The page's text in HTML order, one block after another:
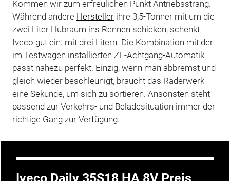
Kommen wir zum erfreulichen Punkt Antriebsstrang.
Während andere Herstellerihre 3,5-Tonner mit um die
zwei Liter Hubraum ins Rennen schicken, schenkt
Iveco gut ein: mit drei Litern. Die Kombination mit der
im Testwagen installierten ZF-Achtgang-Automatik
passt nahezu perfekt. Einzig, wenn man abbremst und
gleich wieder beschleunigt, braucht das Räderwerk
eine Sekunde, um sich zu sortieren. Ansonsten steht
passend zur Verkehrs- und Beladesituation immer der
richtige Gang zur Verfügung.